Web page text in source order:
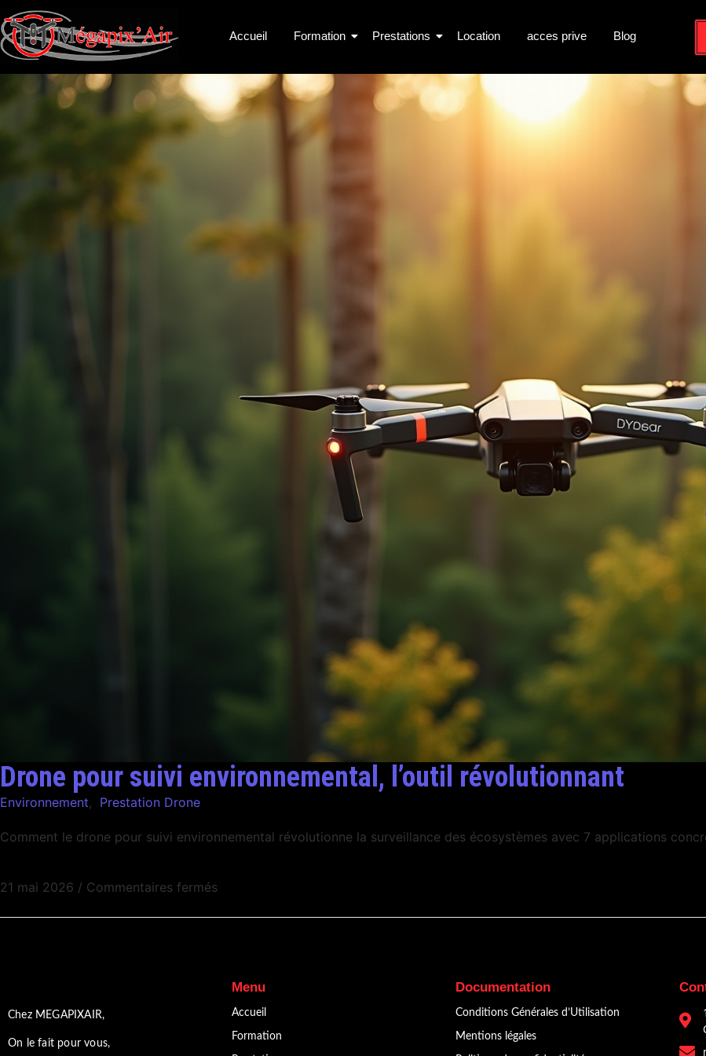
Accueil Formation Prestations Location acces prive Blog
Drone pour suivi environnemental, l’outil révolutionnant
Environnement, Prestation Drone
Comment le drone pour suivi environnemental révolutionne la surveillance des écosystèmes avec 7 applications
21 mai 2026 / Commentaires fermés
Chez MEGAPIXAIR,
On le fait pour vous,
Menu
Accueil
Formation
Documentation
Conditions Générales d’Utilisation
Mentions légales